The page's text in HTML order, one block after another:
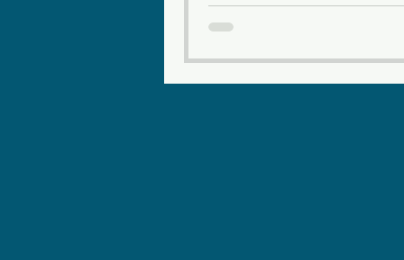
(serie fotografica a ritratte il legame tra i